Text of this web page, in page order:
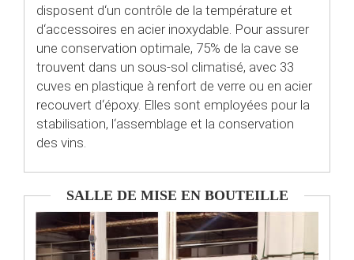
disposent d‘un contrôle de la température et
d‘accessoires en acier inoxydable. Pour assurer
une conservation optimale, 75% de la cave se
trouvent dans un sous-sol climatisé, avec 33
cuves en plastique à renfort de verre ou en acier
recouvert d‘époxy. Elles sont employées pour la
stabilisation, l‘assemblage et la conservation
des vins.
SALLE DE MISE EN BOUTEILLE